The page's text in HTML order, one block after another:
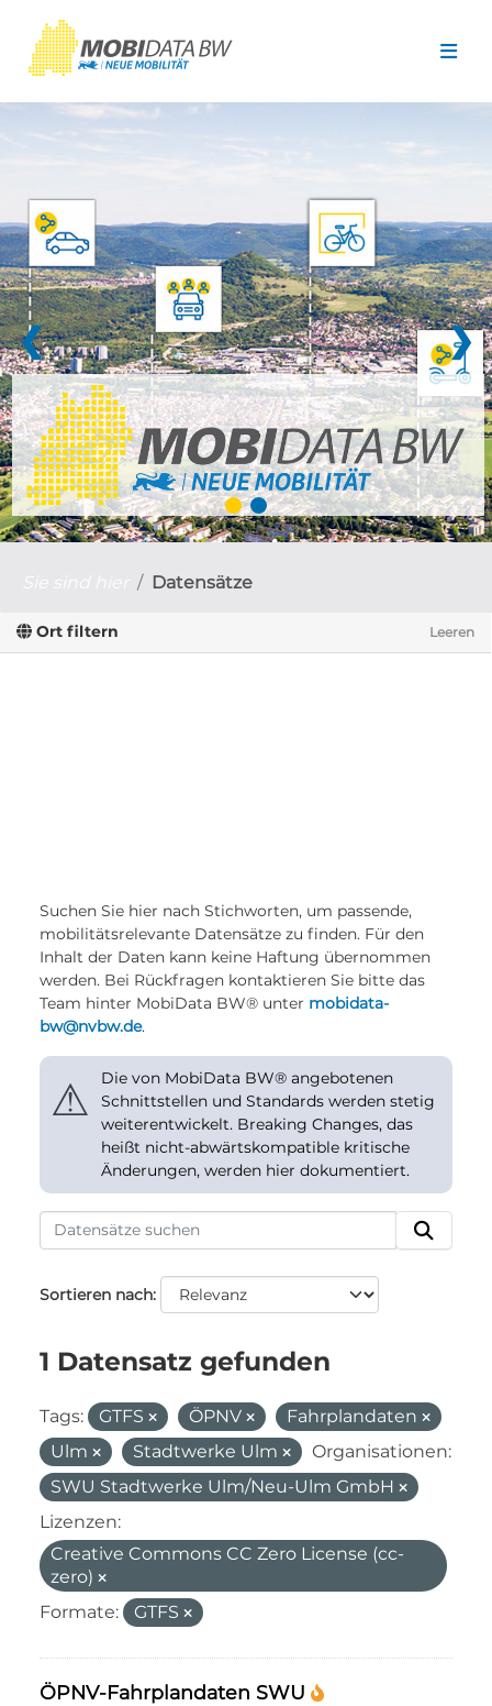
❮ ❯
Datensätze
Ort filtern Leeren
Suchen Sie hier nach Stichworten, um passende,
mobilitätsrelevante Datensätze zu finden. Für den
Inhalt der Daten kann keine Haftung übernommen
werden. Bei Rückfragen kontaktieren Sie bitte das
Team hinter MobiData BW® unter mobidata-
bw@nvbw.de.
⚠
Die von MobiData BW® angebotenen
Schnittstellen und Standards werden stetig
weiterentwickelt. Breaking Changes, das
heißt nicht-abwärtskompatible kritische
Änderungen, werden hier dokumentiert.
Sortieren nach
1 Datensatz gefunden
Tags: GTFS ÖPNV
Fahrplandaten
Ulm
Stadtwerke Ulm
Organisationen:
SWU Stadtwerke Ulm/Neu-Ulm GmbH
Lizenzen:
Creative Commons CC Zero License (cc-
zero)
Formate:
GTFS
ÖPNV-Fahrplandaten SWU